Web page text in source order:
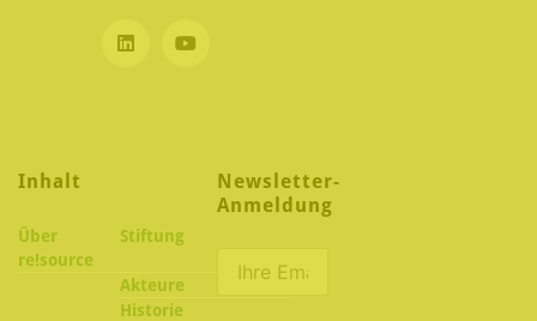
Inhalt
Über
re!source
Stiftung
Akteure
Historie
Newsletter-
Anmeldung